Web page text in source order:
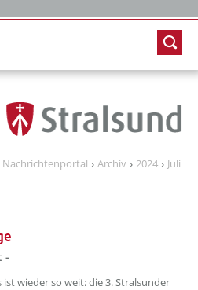
Nachrichtenportal Archiv 2024 Juli
-
absaetzeOben[1]/titel ???
ist wieder so weit: die 3. Stralsunder